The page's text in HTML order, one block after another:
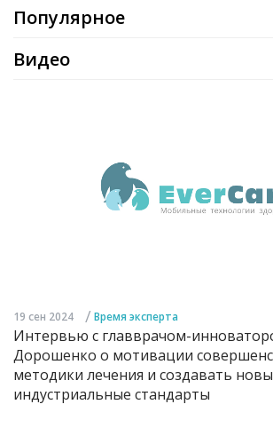
Популярное
Видео
19 сен 2024 / Время эксперта
Интервью с главврачом-
Дорошенко о мотивации
методики лечения и создавать
индустриальные стандарты